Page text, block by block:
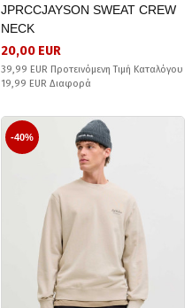
JPRCCJAYSON SWEAT CREW
NECK
20,00 EUR
39,99 EUR Προτεινόμενη Τιμή Καταλόγου
19,99 EUR Διαφορά
-40%